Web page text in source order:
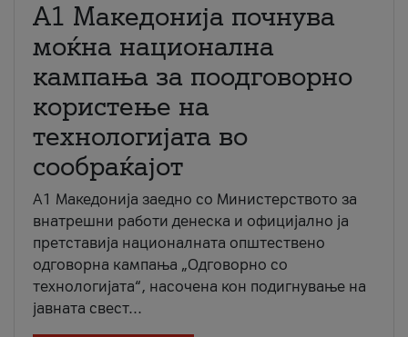
A1 Македонија почнува
моќна национална
кампања за поодговорно
користење на
технологијата во
сообраќајот
A1 Македонија заедно со Министерството за
внатрешни работи денеска и официјално ја
претставија националната општествено
одговорна кампања „Одговорно со
технологијата“, насочена кон подигнување на
јавната свест...